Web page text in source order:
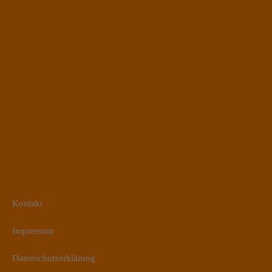
Kontakt
Impressum
Datenschutzerklärung